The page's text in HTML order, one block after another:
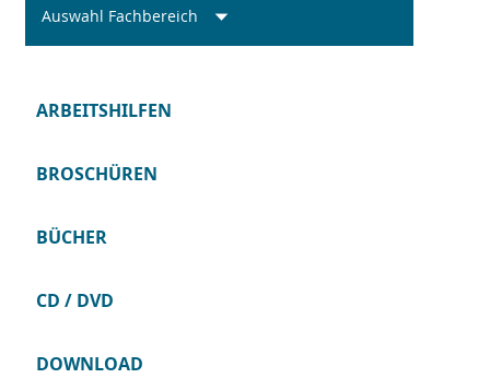
Auswahl Fachbereich
ARBEITSHILFEN
BROSCHÜREN
BÜCHER
CD / DVD
DOWNLOAD